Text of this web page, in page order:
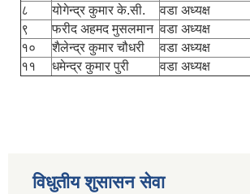
८
योगेन्द्र कुमार के.सी. वडा अध्यक्ष
९
फरीद अहमद मुसलमान वडा अध्यक्ष
१०
शैलेन्द्र कुमार चौधरी वडा अध्यक्ष
११
धमेन्द्र कुमार पुरी वडा अध्यक्ष
विधुतीय शुसासन सेवा